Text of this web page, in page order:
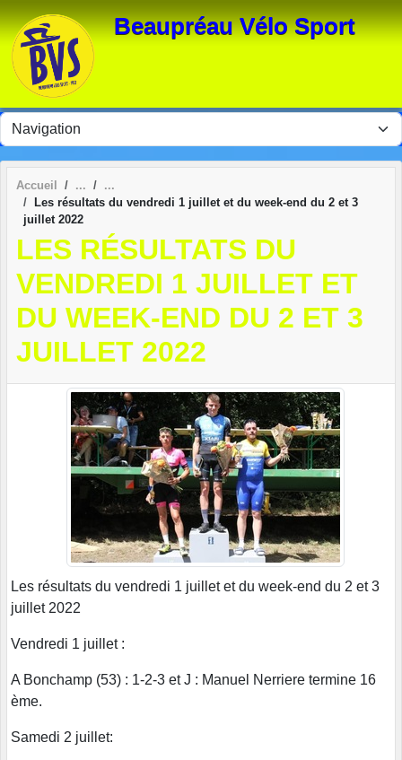
Beaupréau Vélo Sport
Accueil
Les résultats du vendredi 1 juillet et du week-end du 2 et 3
juillet 2022
LES RÉSULTATS DU
VENDREDI 1 JUILLET ET
DU WEEK-END DU 2 ET 3
JUILLET 2022
Les résultats du vendredi 1 juillet et du week-end du 2 et 3
juillet 2022
Vendredi 1 juillet :
A Bonchamp (53) : 1-2-3 et J : Manuel Nerriere termine 16
ème.
Samedi 2 juillet: